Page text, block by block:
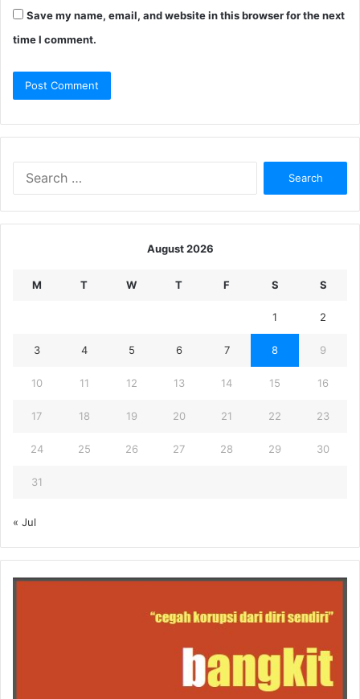
Save my name, email, and website in this browser for the next
time I comment.
August 2026
M T W T F S S
1 2
3 4 5 6 7 8 9
10 11 12 13 14 15 16
17 18 19 20 21 22 23
24 25 26 27 28 29 30
31
« Jul